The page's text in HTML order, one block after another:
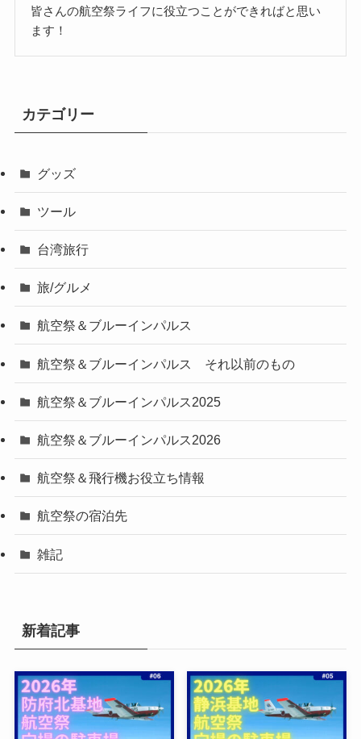
皆さんの航空祭ライフに役立つことができればと思い
ます！
カテゴリー
グッズ
ツール
台湾旅行
旅/グルメ
航空祭＆ブルーインパルス
航空祭＆ブルーインパルス それ以前のもの
航空祭＆ブルーインパルス2025
航空祭＆ブルーインパルス2026
航空祭＆飛行機お役立ち情報
航空祭の宿泊先
雑記
新着記事